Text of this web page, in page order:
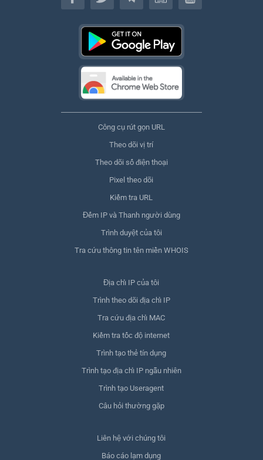
Công cụ rút gọn URL
Theo dõi vị trí
Theo dõi số điện thoại
Pixel theo dõi
Kiểm tra URL
Đếm IP và Thanh người dùng
Trình duyệt của tôi
Tra cứu thông tin tên miền WHOIS
Địa chỉ IP của tôi
Trình theo dõi địa chỉ IP
Tra cứu địa chỉ MAC
Kiểm tra tốc độ internet
Trình tạo thẻ tín dụng
Trình tạo địa chỉ IP ngẫu nhiên
Trình tạo Useragent
Câu hỏi thường gặp
Liên hệ với chúng tôi
Báo cáo lạm dụng